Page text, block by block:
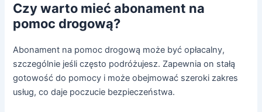
Czy warto mieć abonament na
pomoc drogową?
Abonament na pomoc drogową może być opłacalny,
szczególnie jeśli często podróżujesz. Zapewnia on stałą
gotowość do pomocy i może obejmować szeroki zakres
usług, co daje poczucie bezpieczeństwa.